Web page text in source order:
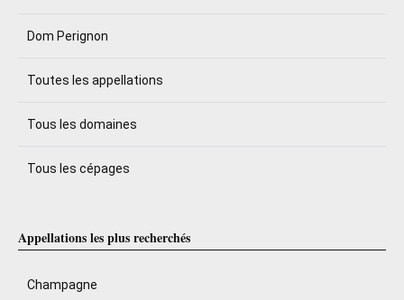
Dom Perignon
Toutes les appellations
Tous les domaines
Tous les cépages
Appellations les plus recherchés
Champagne